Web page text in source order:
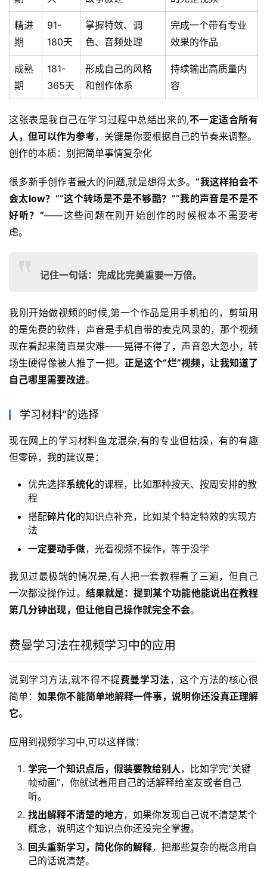
精进
期
91-
180天
掌握特效、调
色、音频处理
完成一个带有专业
效果的作品
成熟
期
181-
365天
形成自己的风格
和创作体系
持续输出高质量内
容
这张表是我自己在学习过程中总结出来的,不一定适合所有
人，但可以作为参考，关键是你要根据自己的节奏来调整。
创作的本质：别把简单事情复杂化
很多新手创作者最大的问题,就是想得太多。“我这样拍会不
会太low？”“这个转场是不是不够酷？”“我的声音是不是不
好听？”——这些问题在刚开始创作的时候根本不需要考
虑。
记住一句话：完成比完美重要一万倍。
我刚开始做视频的时候,第一个作品是用手机拍的，剪辑用
的是免费的软件，声音是手机自带的麦克风录的，那个视频
现在看起来简直是灾难——晃得不得了，声音忽大忽小，转
场生硬得像被人推了一把。 正是这个“烂”视频，让我知道了
自己哪里需要改进。
学习材料”的选择
现在网上的学习材料鱼龙混杂,有的专业但枯燥，有的有趣
但零碎，我的建议是：
优先选择系统化的课程，比如那种按天、按周安排的教
程
搭配碎片化的知识点补充，比如某个特定特效的实现方
法
一定要动手做，光看视频不操作，等于没学
我见过最极端的情况是,有人把一套教程看了三遍，但自己
一次都没操作过。 结果就是：提到某个功能他能说出在教程
第几分钟出现，但让他自己操作就完全不会。
费曼学习法在视频学习中的应用
说到学习方法,就不得不提费曼学习法 ，这个方法的核心很
简单：如果你不能简单地解释一件事，说明你还没真正理解
它。
应用到视频学习中,可以这样做：
学完一个知识点后，假装要教给别人 ，比如学完“关键
帧动画”，你就试着用自己的话解释给室友或者自己
听。
找出解释不清楚的地方，如果你发现自己说不清楚某个
概念，说明这个知识点你还没完全掌握。
回头重新学习，简化你的解释，把那些复杂的概念用自
己的话说清楚。